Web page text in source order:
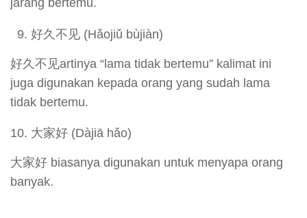
好久不见 (Hǎojiǔ bùjiàn)
好久不见artinya “lama tidak bertemu” kalimat ini
juga digunakan kepada orang yang sudah lama
tidak bertemu.
大家好 (Dàjiā hǎo)
大家好 biasanya digunakan untuk menyapa orang
banyak.